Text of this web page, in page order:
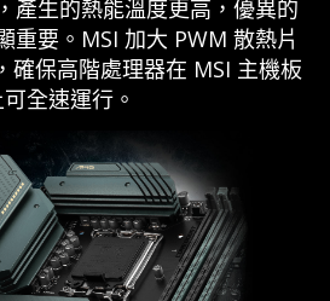
產生的熱能溫度更高，優異的
重要。MSI 加大 PWM 散熱片
確保高階處理器在 MSI 主機板
可全速運行。